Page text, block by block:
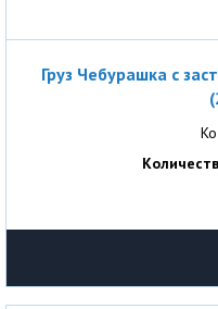
Груз Чебурашка с